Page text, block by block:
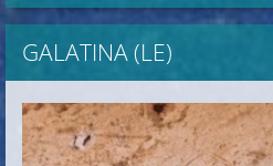
GALATINA (LE)